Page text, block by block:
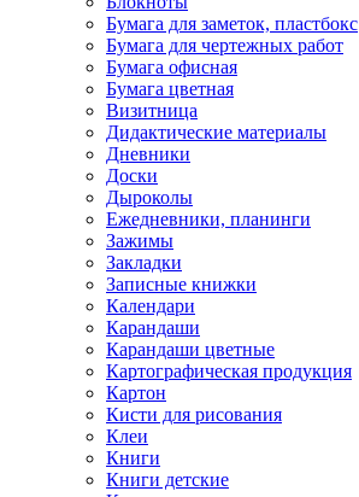
Бумага для заметок, пластбокс
Бумага для чертежных работ
Бумага офисная
Бумага цветная
Визитница
Дидактические материалы
Дневники
Доски
Дыроколы
Ежедневники, планинги
Зажимы
Закладки
Записные книжки
Календари
Карандаши
Карандаши цветные
Картографическая продукция
Картон
Кисти для рисования
Клеи
Книги
Книги детские